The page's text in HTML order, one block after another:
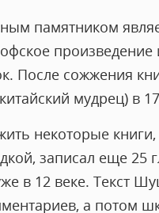
памятником
произведение
После сожжения
мудрец) в
некоторые
записал еще 25
в 12 веке. Текст
а потом